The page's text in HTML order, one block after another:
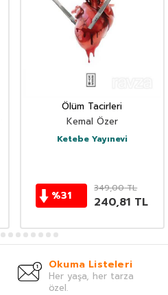
Ölüm Tacirleri
Kemal Özer
Ketebe Yayınevi
%31
349,00TL
240,81 TL
Okuma Listeleri
Her yaşa, her tarza
özel.